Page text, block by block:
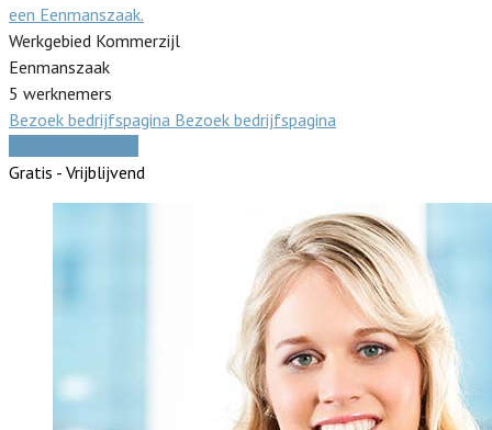
een Eenmanszaak.
Werkgebied Kommerzijl
Eenmanszaak
5 werknemers
Bezoek bedrijfspagina Bezoek bedrijfspagina
Gratis - Vrijblijvend